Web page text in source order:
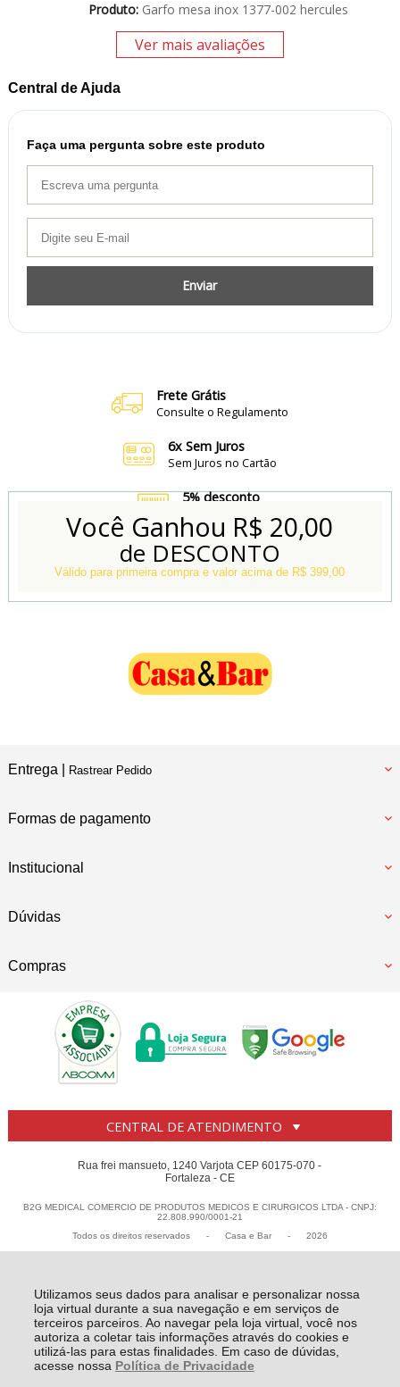
Utilizamos seus dados para analisar e personalizar nossa
loja virtual durante a sua navegação e em serviços de
terceiros parceiros. Ao navegar pela loja virtual, você nos
autoriza a coletar tais informações através do cookies e
utilizá-las para estas finalidades. Em caso de dúvidas,
acesse nossa Política de Privacidade
Produto:Garfo mesa inox 1377-002 hercules
Ver mais avaliações
Central de Ajuda
Faça uma pergunta sobre este produto
Enviar
Frete Grátis
Consulte o Regulamento
6x Sem Juros
Sem Juros no Cartão
5% desconto
no Boleto e Pix
Conheça também
Nossa Loja Física
Você Ganhou R$ 20,00
de DESCONTO
Válido para primeira compra e valor acima de R$ 399,00
Entrega | Rastrear Pedido
Formas de pagamento
Institucional
Dúvidas
Compras
CENTRAL DE ATENDIMENTO
Rua frei mansueto, 1240 Varjota CEP 60175-070 -
Fortaleza - CE
B2G MEDICAL COMERCIO DE PRODUTOS MEDICOS E CIRURGICOS LTDA - CNPJ:
22.808.990/0001-21
Todos os direitos reservados
- Casa e Bar - 2026